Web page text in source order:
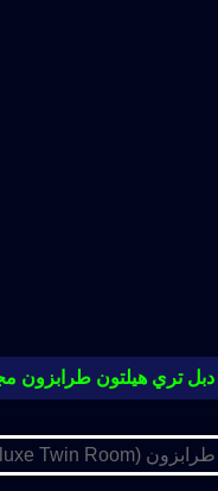
تري هيلتون طرابزون